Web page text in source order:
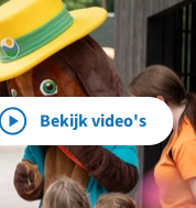
Bekijk video's